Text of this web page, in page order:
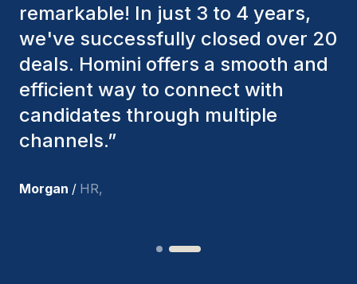
consistently considered various
factors to ensure they present the
best candidates. The individuals
we've hired are still with us, and
I’m truly pleased with the new
team members.
Joakin / Deputy-AMLCO